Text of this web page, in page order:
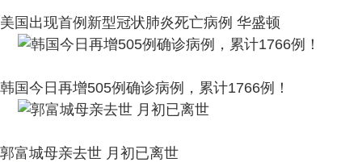
美国出现首例新型冠状肺炎死亡病例 华盛顿
韩国今日再增505例确诊病例，累计1766例！
郭富城母亲去世 月初已离世